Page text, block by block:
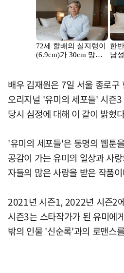
배우 김재원은 7일 서울 종로구
오리지널 '유미의 세포들' 시즌
당시 심정에 대해 이 같이 밝혔
'유미의 세포들'은 동명의 웹툰
공감이 가는 유미의 일상과 사
자들의 많은 사랑을 받은 작품
2021년 시즌1, 2022년 시즌2
시즌3는 스타작가가 된 유미에
밖의 인물 '신순록'과의 로맨스